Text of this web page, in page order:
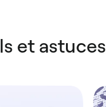
et astuces